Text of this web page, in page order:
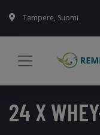
Tampere, Suomi
24 X